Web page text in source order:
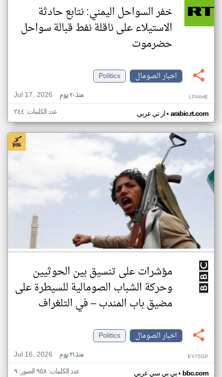
خفر السواحل اليمني: نتابع حادثة
الاستيلاء على ناقلة نفط قبالة سواحل
حضرموت
اخبار الصومال
Politics
Jul 17, 2026
منذ ٢٠ يوم LP44HE
ار تي عربي• arabic.rt.com عدد الكلمات: ٢٤٤
مؤشرات على تنسيق بين الحوثيين
وحركة الشباب الصومالية للسيطرة على
مضيق باب المندب – في التلغراف
اخبار الصومال
Politics
Jul 16, 2026
منذ ٢١ يوم EY75GP
بي بي سي عربي• bbc.com عدد الكلمات: ٩٥٨ الصور: ٩